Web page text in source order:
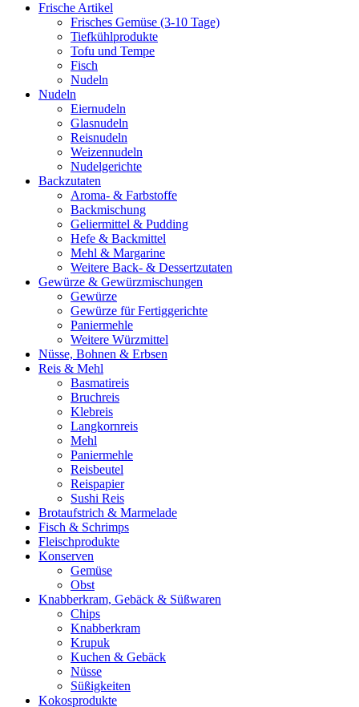
Frische Artikel
Frisches Gemüse (3-10 Tage)
Tiefkühlprodukte
Tofu und Tempe
Fisch
Nudeln
Nudeln
Eiernudeln
Glasnudeln
Reisnudeln
Weizennudeln
Nudelgerichte
Backzutaten
Aroma- & Farbstoffe
Backmischung
Geliermittel & Pudding
Hefe & Backmittel
Mehl & Margarine
Weitere Back- & Dessertzutaten
Gewürze & Gewürzmischungen
Gewürze
Gewürze für Fertiggerichte
Paniermehle
Weitere Würzmittel
Nüsse, Bohnen & Erbsen
Reis & Mehl
Basmatireis
Bruchreis
Klebreis
Langkornreis
Mehl
Paniermehle
Reisbeutel
Reispapier
Sushi Reis
Brotaufstrich & Marmelade
Fisch & Schrimps
Fleischprodukte
Konserven
Gemüse
Obst
Knabberkram, Gebäck & Süßwaren
Chips
Knabberkram
Krupuk
Kuchen & Gebäck
Nüsse
Süßigkeiten
Kokosprodukte